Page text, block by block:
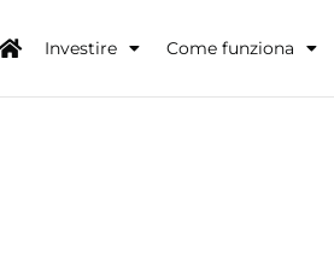
Investire Come funziona